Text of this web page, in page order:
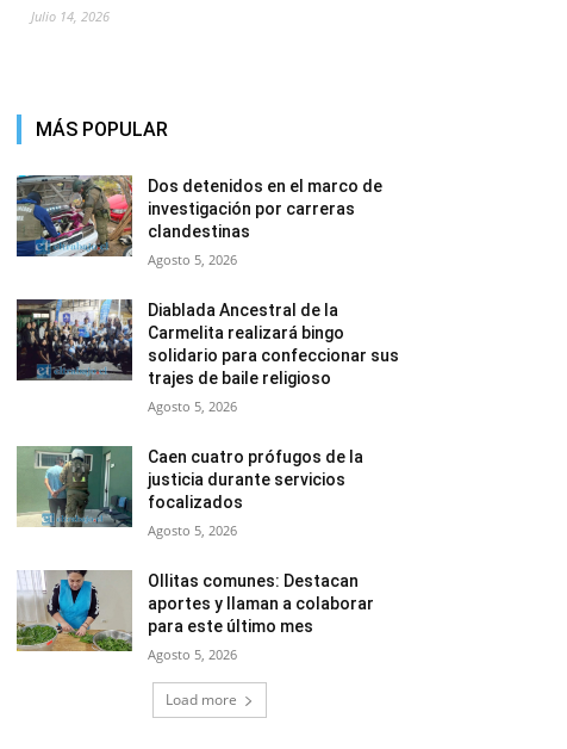
Julio 14, 2026
MÁS POPULAR
Dos detenidos en el marco de
investigación por carreras
clandestinas
Agosto 5, 2026
Diablada Ancestral de la
Carmelita realizará bingo
solidario para confeccionar sus
trajes de baile religioso
Agosto 5, 2026
Caen cuatro prófugos de la
justicia durante servicios
focalizados
Agosto 5, 2026
Ollitas comunes: Destacan
aportes y llaman a colaborar
para este último mes
Agosto 5, 2026
Load more